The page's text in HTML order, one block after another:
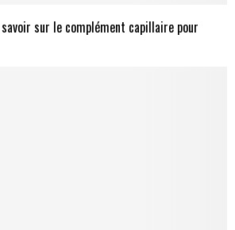
savoir sur le complément capillaire pour